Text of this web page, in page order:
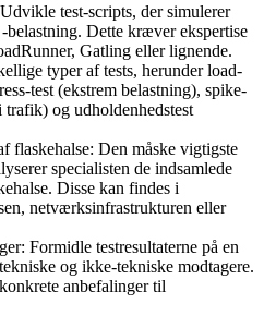
test-scripts, der simulerer
Dette kræver ekspertise
Gatling eller lignende.
typer af tests, herunder load-
test (ekstrem belastning), spike-
og udholdenhedstest
flaskehalse: Den måske vigtigste
specialisten de indsamlede
Disse kan findes i
netværksinfrastrukturen eller
Formidle testresultaterne på en
og ikke-tekniske modtagere.
anbefalinger til